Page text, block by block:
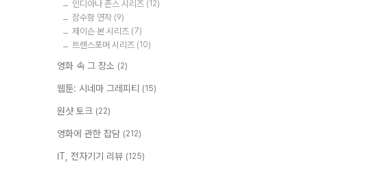
인디아나 존스 시리즈 (12)
잠수함 연작 (9)
제이슨 본 시리즈 (7)
트랜스포머 시리즈 (10)
영화 속 그 장소 (2)
웹툰: 시네마 그레피티 (15)
원샷 토크 (22)
영화에 관한 잡담 (212)
IT, 전자기기 리뷰 (125)